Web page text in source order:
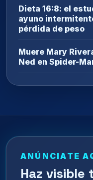
Dieta 16:8: el
ayuno
pérdida de peso
Muere Mary
Ned en Spider-
ANÚNCIATE
Haz visible